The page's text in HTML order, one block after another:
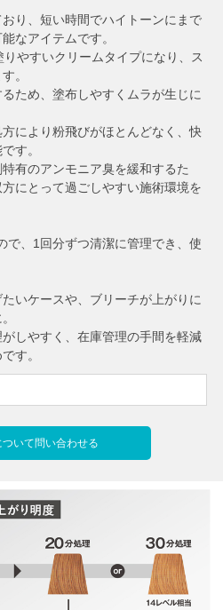
ついて問い合わせる
り、短い時間でハイトーンにまで
なアイテムです。
やすいクリームタイプになり、ス
。
ため、塗布しやすくムラが生じに
により粉飛びがほとんどなく、快
す。
有のアンモニア臭を緩和するた
にとって過ごしやすい施術環境を
で、1回分ずつ清潔に管理でき、使
いケースや、ブリーチが上がりに
しやすく、在庫管理の手間を軽減
す。